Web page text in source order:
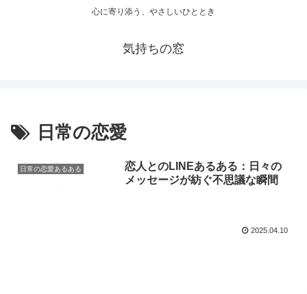
心に寄り添う、やさしいひととき
気持ちの窓
日常の恋愛
日常の恋愛あるある
恋人とのLINEあるある：日々の
メッセージが紡ぐ不思議な瞬間
2025.04.10